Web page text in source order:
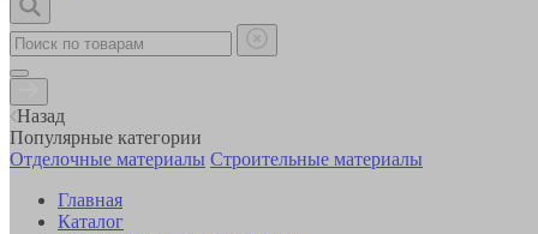
Назад
Популярные категории
Отделочные материалы Строительные материалы
Главная
Каталог